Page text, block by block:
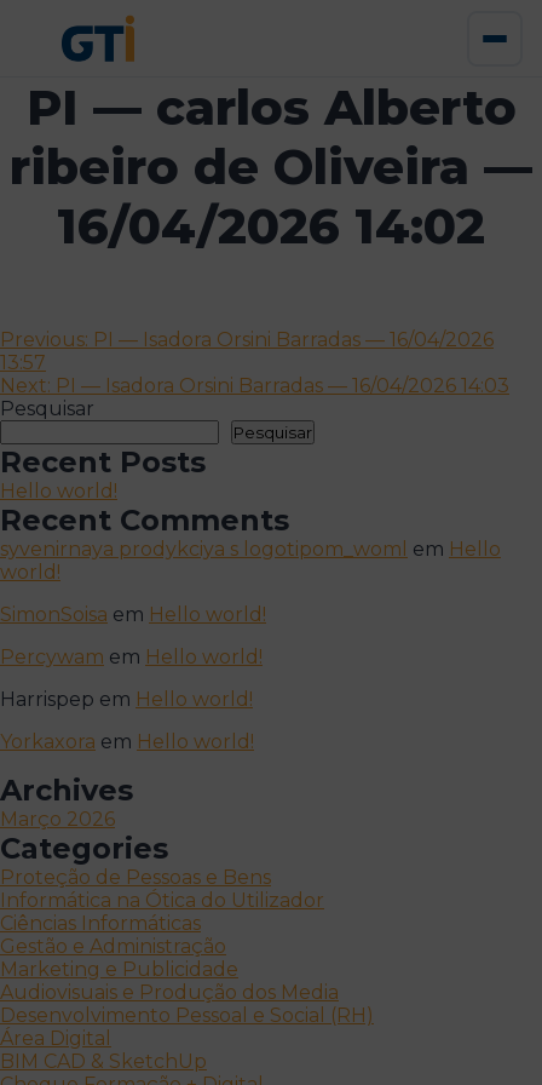
PI — carlos Alberto
ribeiro de Oliveira —
16/04/2026 14:02
Navegação
de
artigos
Previous: PI — Isadora Orsini Barradas — 16/04/2026
13:57
Next: PI — Isadora Orsini Barradas — 16/04/2026 14:03
Pesquisar
Pesquisar
Recent Posts
Hello world!
Recent Comments
syvenirnaya prodykciya s logotipom_woml em Hello
world!
SimonSoisa em Hello world!
Percywam em Hello world!
Harrispep em Hello world!
Yorkaxora em Hello world!
Archives
Março 2026
Categories
Proteção de Pessoas e Bens
Informática na Ótica do Utilizador
Ciências Informáticas
Gestão e Administração
Marketing e Publicidade
Audiovisuais e Produção dos Media
Desenvolvimento Pessoal e Social (RH)
Área Digital
BIM CAD & SketchUp